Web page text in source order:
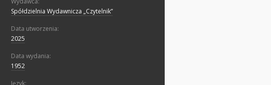
Spółdzielnia Wydawnicza „Czytelnik”
Data utworzenia:
2025
Data wydania:
1952